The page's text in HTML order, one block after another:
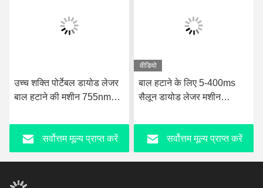
उच्च शक्ति पोर्टेबल डायोड लेजर
बाल हटाने की मशीन 755nm
सर्वोत्तम मूल्य प्राप्त करें
वीडियो
बाल हटाने के लिए 5-400ms
सैलून डायोड लेजर मशीन
सर्वोत्तम मूल्य प्राप्त करें